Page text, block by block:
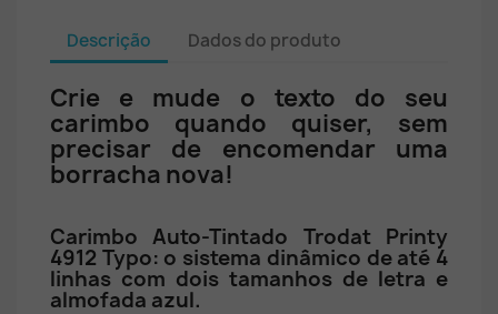
Descrição Dados do produto
Crie e mude o texto do seu
carimbo quando quiser, sem
precisar de encomendar uma
borracha nova!
Carimbo Auto-Tintado Trodat Printy
4912 Typo: o sistema dinâmico de até 4
linhas com dois tamanhos de letra e
almofada azul.